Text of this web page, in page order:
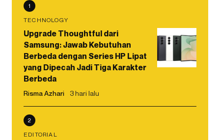
1
TECHNOLOGY
Upgrade Thoughtful dari
Samsung: Jawab Kebutuhan
Berbeda dengan Series HP Lipat
yang Dipecah Jadi Tiga Karakter
Berbeda
Risma Azhari 3 hari lalu
2
EDITORIAL